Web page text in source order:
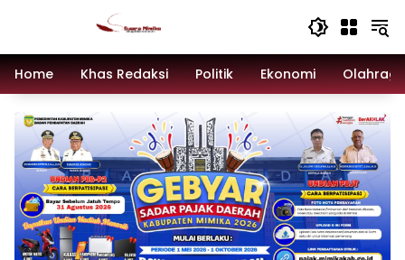
Home
Khas Redaksi Politik Ekonomi